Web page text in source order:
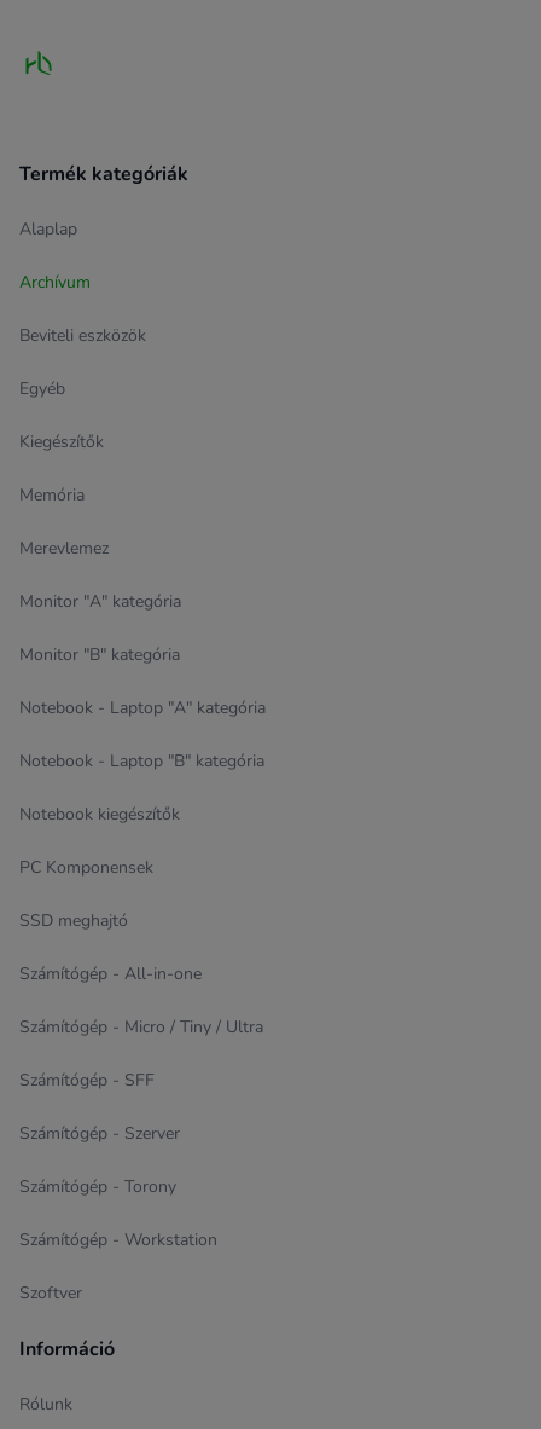
Termék kategóriák
Alaplap
Archívum
Beviteli eszközök
Egyéb
Kiegészítők
Memória
Merevlemez
Monitor "A" kategória
Monitor "B" kategória
Notebook - Laptop "A" kategória
Notebook - Laptop "B" kategória
Notebook kiegészítők
PC Komponensek
SSD meghajtó
Számítógép - All-in-one
Számítógép - Micro / Tiny / Ultra
Számítógép - SFF
Számítógép - Szerver
Számítógép - Torony
Számítógép - Workstation
Szoftver
Információ
Rólunk